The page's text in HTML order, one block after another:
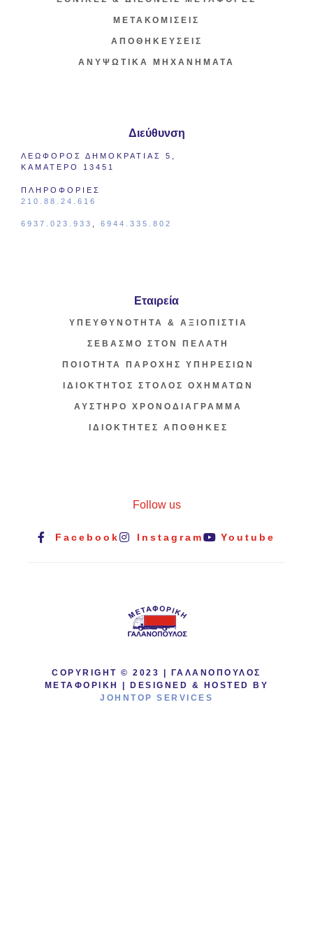
ΜΕΤΑΚΟΜΙΣΕΙΣ
ΑΠΟΘΗΚΕΥΣΕΙΣ
ΑΝΥΨΩΤΙΚΑ ΜΗΧΑΝΗΜΑΤΑ
Διεύθυνση
ΛΕΩΦΟΡΟΣ ΔΗΜΟΚΡΑΤΙΑΣ 5,
ΚΑΜΑΤΕΡΟ 13451
ΠΛΗΡΟΦΟΡΙΕΣ
210.88.24.616
6937.023.933 6944.335.802
Εταιρεία
ΥΠΕΥΘΥΝΟΤΗΤΑ & ΑΞΙΟΠΙΣΤΙΑ
ΣΕΒΑΣΜΟ ΣΤΟΝ ΠΕΛΑΤΗ
ΠΟΙΟΤΗΤΑ ΠΑΡΟΧΗΣ ΥΠΗΡΕΣΙΩΝ
ΙΔΙΟΚΤΗΤΟΣ ΣΤΟΛΟΣ ΟΧΗΜΑΤΩΝ
ΑΥΣΤΗΡΟ ΧΡΟΝΟΔΙΑΓΡΑΜΜΑ
ΙΔΙΟΚΤΗΤΕΣ ΑΠΟΘΗΚΕΣ
Follow us
Facebook Instagram Youtube
COPYRIGHT © 2023 | ΓΑΛΑΝΟΠΟΥΛΟΣ
ΜΕΤΑΦΟΡΙΚΗ | DESIGNED & HOSTED BY
JOHNTOP SERVICES